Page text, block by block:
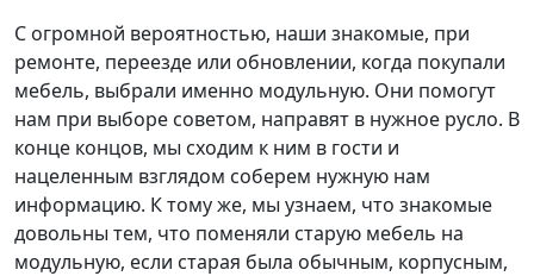
С огромной вероятностью, наши знакомые, при
ремонте, переезде или обновлении, когда покупали
мебель, выбрали именно модульную. Они помогут
нам при выборе советом, направят в нужное русло. В
конце концов, мы сходим к ним в гости и
нацеленным взглядом соберем нужную нам
информацию. К тому же, мы узнаем, что знакомые
довольны тем, что поменяли старую мебель на
модульную, если старая была обычным, корпусным,